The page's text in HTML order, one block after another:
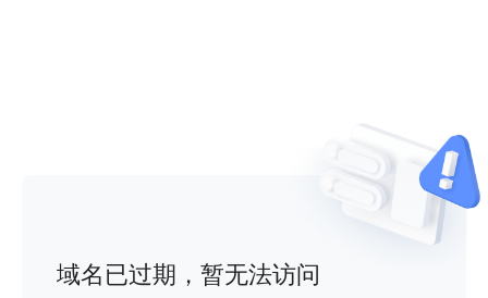
域名已过期，暂无法访问